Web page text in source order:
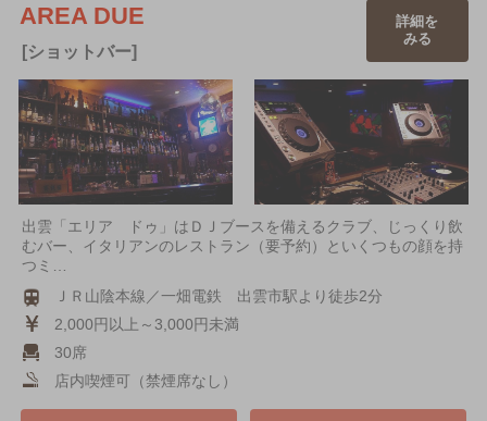
AREA DUE
[ショットバー]
詳細を
みる
出雲「エリア ドゥ」はＤＪブースを備えるクラブ、じっくり飲
むバー、イタリアンのレストラン（要予約）といくつもの顔を持
つミ…
ＪＲ山陰本線／一畑電鉄 出雲市駅より徒歩2分
2,000円以上～3,000円未満
30席
店内喫煙可（禁煙席なし）